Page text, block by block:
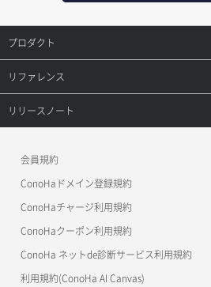
ポートデタッチ
ボリュームアタッチ
レコード更新
レコード詳細取得
プロダクト
プロダクトトップ
ConoHa VPS(Ver.3.0)
ConoHa for GAME
リファレンス
リファレンストップ
OpenStack CLI
Terraform
s3cmd
リリースノート
会員規約
ConoHaドメイン登録規約
ConoHaチャージ利用規約
ConoHaクーポン利用規約
ConoHa ネットde診断サービス利用規約
利用規約(ConoHa AI Canvas)